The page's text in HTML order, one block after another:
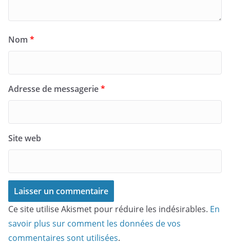
Nom *
Adresse de messagerie*
Site web
Ce site utilise Akismet pour réduire les indésirables. En
savoir plus sur comment les données de vos
commentaires sont utilisées.